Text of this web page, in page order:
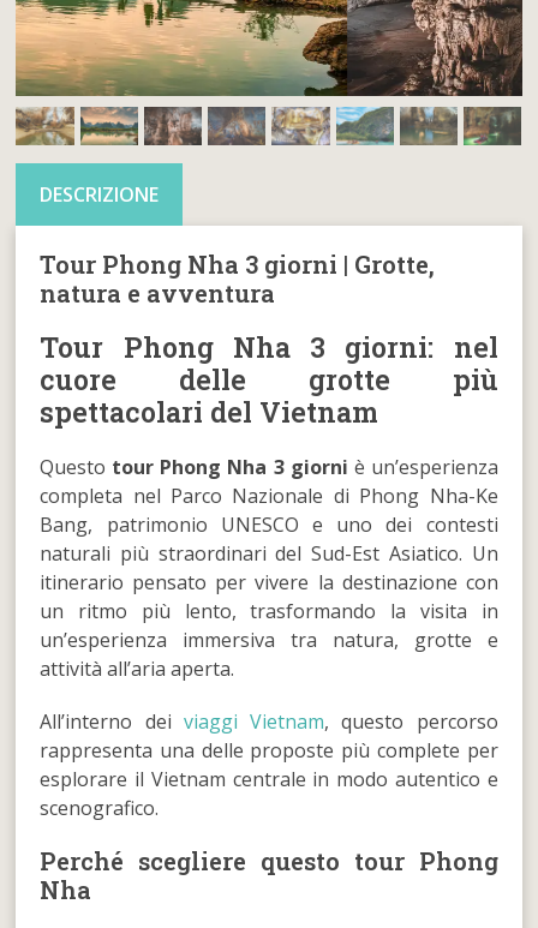
DESCRIZIONE
Tour Phong Nha 3 giorni | Grotte,
natura e avventura
Tour Phong Nha 3 giorni: nel
cuore delle grotte più
spettacolari del Vietnam
Questo tour Phong Nha 3 giorni è un’esperienza
completa nel Parco Nazionale di Phong Nha-Ke
Bang, patrimonio UNESCO e uno dei contesti
naturali più straordinari del Sud-Est Asiatico. Un
itinerario pensato per vivere la destinazione con
un ritmo più lento, trasformando la visita in
un’esperienza immersiva tra natura, grotte e
attività all’aria aperta.
All’interno dei viaggi Vietnam, questo percorso
rappresenta una delle proposte più complete per
esplorare il Vietnam centrale in modo autentico e
scenografico.
Perché scegliere questo tour Phong
Nha